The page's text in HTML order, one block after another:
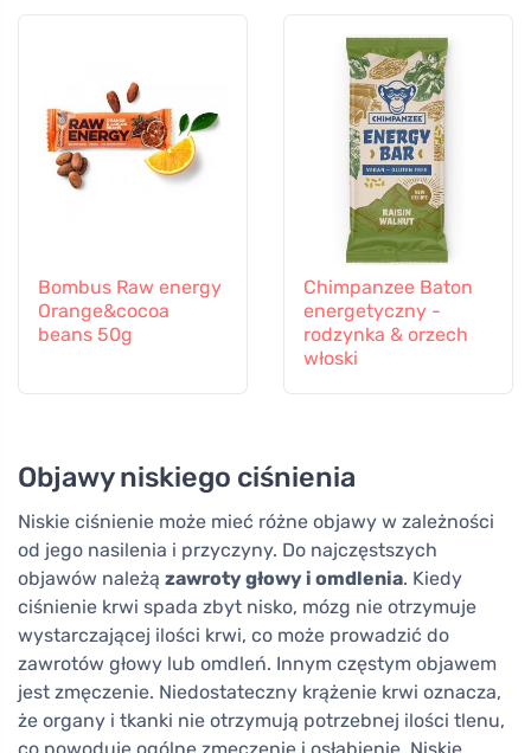
Bombus Raw energy
Orange&cocoa
beans 50g
Chimpanzee Baton
energetyczny -
rodzynka & orzech
włoski
Objawy niskiego ciśnienia
Niskie ciśnienie może mieć różne objawy w zależności
od jego nasilenia i przyczyny. Do najczęstszych
objawów należą zawroty głowy i omdlenia. Kiedy
ciśnienie krwi spada zbyt nisko, mózg nie otrzymuje
wystarczającej ilości krwi, co może prowadzić do
zawrotów głowy lub omdleń. Innym częstym objawem
jest zmęczenie. Niedostateczny krążenie krwi oznacza,
że organy i tkanki nie otrzymują potrzebnej ilości tlenu,